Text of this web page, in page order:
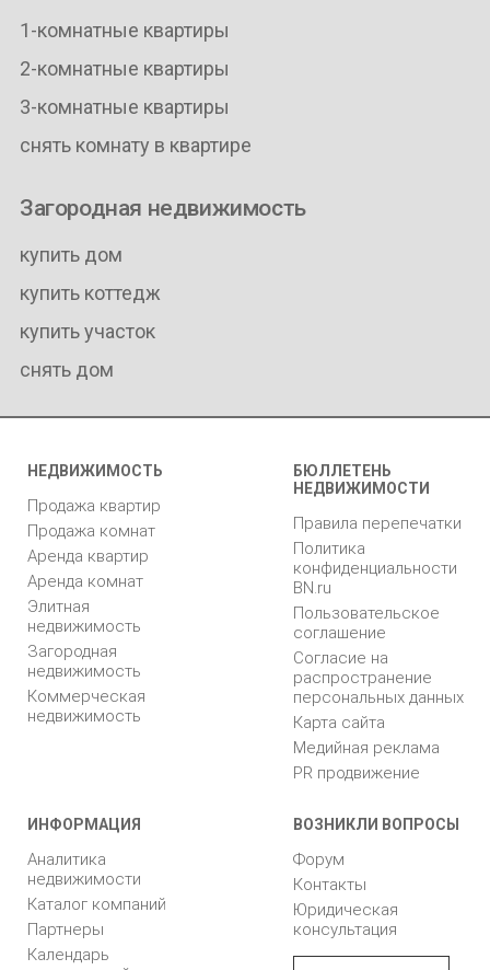
1-комнатные квартиры
2-комнатные квартиры
3-комнатные квартиры
снять комнату в квартире
Загородная недвижимость
купить дом
купить коттедж
купить участок
снять дом
НЕДВИЖИМОСТЬ
Продажа квартир
Продажа комнат
Аренда квартир
Аренда комнат
Элитная
недвижимость
Загородная
недвижимость
Коммерческая
недвижимость
БЮЛЛЕТЕНЬ
НЕДВИЖИМОСТИ
Правила перепечатки
Политика
конфиденциальности
BN.ru
Пользовательское
соглашение
Согласие на
распространение
персональных данных
Карта сайта
Медийная реклама
PR продвижение
ИНФОРМАЦИЯ
Аналитика
недвижимости
Каталог компаний
Партнеры
Календарь
ВОЗНИКЛИ ВОПРОСЫ
Форум
Контакты
Юридическая
консультация